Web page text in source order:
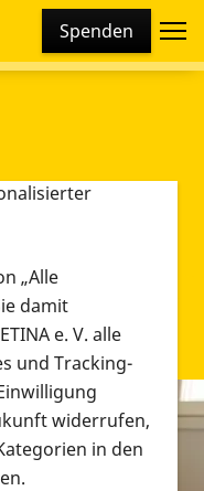
Spenden
Cookies und
Cookies und
„Alle
damit
e. V. alle
und Tracking-
widerrufen,
in den